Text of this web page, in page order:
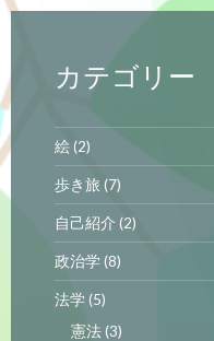
カテゴリー
絵(2)
歩き旅 (7)
自己紹介 (2)
政治学(8)
法学(5)
憲法(3)